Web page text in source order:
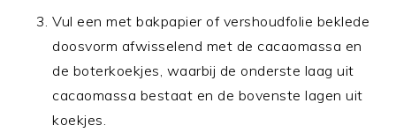
Vul een met bakpapier of vershoudfolie beklede
doosvorm afwisselend met de cacaomassa en
de boterkoekjes, waarbij de onderste laag uit
cacaomassa bestaat en de bovenste lagen uit
koekjes.